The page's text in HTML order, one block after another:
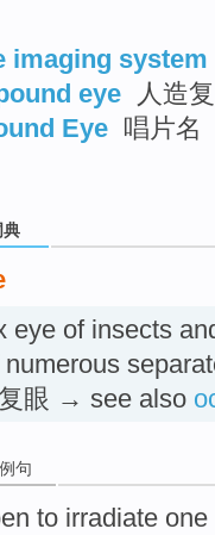
imaging system
eye
人造
Eye 唱片名
典
eye of insects
眼 → see also
句
to irradiate one